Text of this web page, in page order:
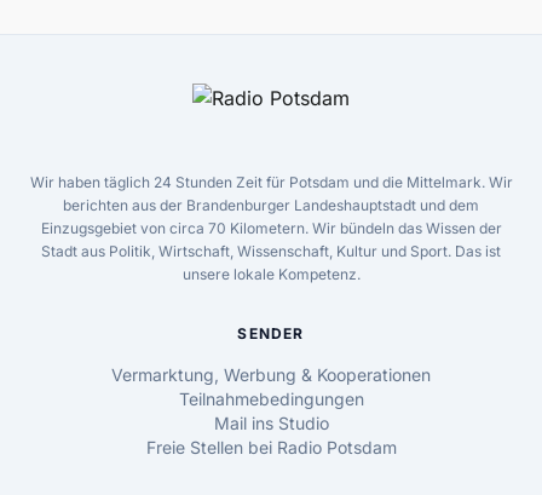
Wir haben täglich 24 Stunden Zeit für Potsdam und die Mittelmark. Wir
berichten aus der Brandenburger Landeshauptstadt und dem
Einzugsgebiet von circa 70 Kilometern. Wir bündeln das Wissen der
Stadt aus Politik, Wirtschaft, Wissenschaft, Kultur und Sport. Das ist
unsere lokale Kompetenz.
SENDER
Vermarktung, Werbung & Kooperationen
Teilnahmebedingungen
Mail ins Studio
Freie Stellen bei Radio Potsdam